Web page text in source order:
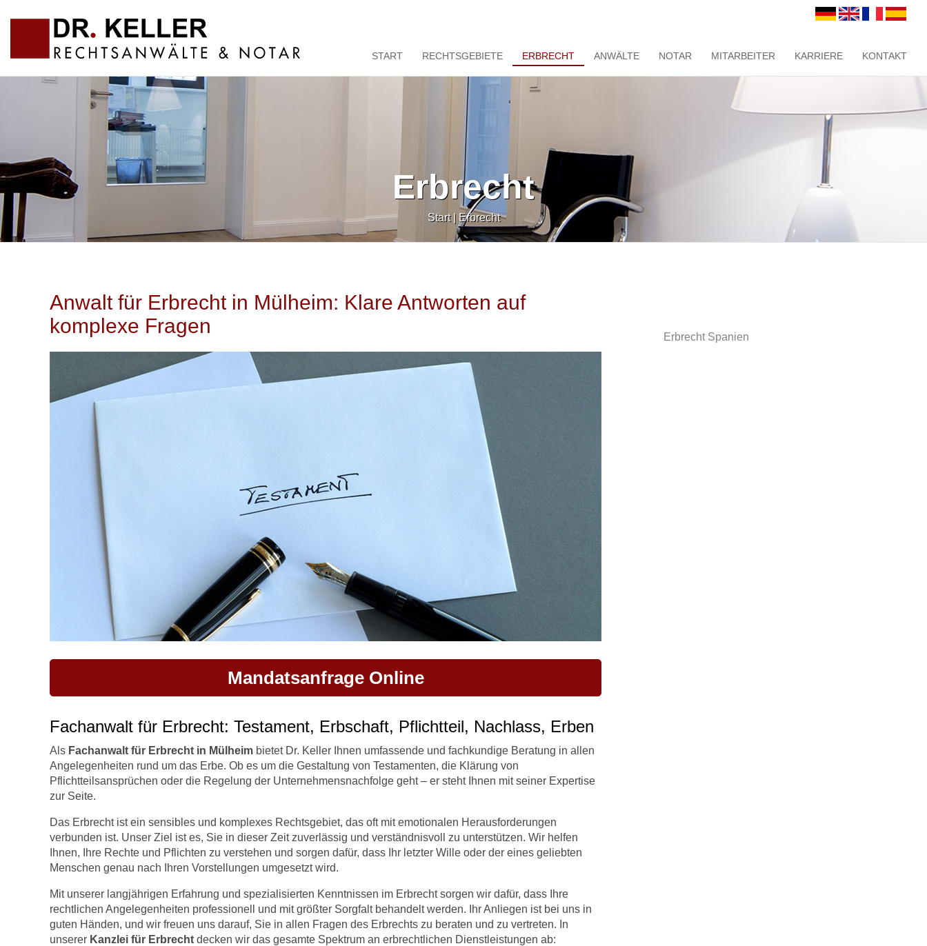
START RECHTSGEBIETE ERBRECHT ANWÄLTE NOTAR MITARBEITER KARRIERE KONTAKT
Erbrecht
Start| Erbrecht
Erbrecht Spanien
Anwalt für Erbrecht in Mülheim: Klare Antworten auf
komplexe Fragen
Mandatsanfrage Online
Fachanwalt für Erbrecht: Testament, Erbschaft, Pflichtteil, Nachlass, Erben
Als Fachanwalt für Erbrecht in Mülheim bietet Dr. Keller Ihnen umfassende und fachkundige Beratung in allen
Angelegenheiten rund um das Erbe. Ob es um die Gestaltung von Testamenten, die Klärung von
Pflichtteilsansprüchen oder die Regelung der Unternehmensnachfolge geht – er steht Ihnen mit seiner Expertise
zur Seite.
Das Erbrecht ist ein sensibles und komplexes Rechtsgebiet, das oft mit emotionalen Herausforderungen
verbunden ist. Unser Ziel ist es, Sie in dieser Zeit zuverlässig und verständnisvoll zu unterstützen. Wir helfen
Ihnen, Ihre Rechte und Pflichten zu verstehen und sorgen dafür, dass Ihr letzter Wille oder der eines geliebten
Menschen genau nach Ihren Vorstellungen umgesetzt wird.
Mit unserer langjährigen Erfahrung und spezialisierten Kenntnissen im Erbrecht sorgen wir dafür, dass Ihre
rechtlichen Angelegenheiten professionell und mit größter Sorgfalt behandelt werden. Ihr Anliegen ist bei uns in
guten Händen, und wir freuen uns darauf, Sie in allen Fragen des Erbrechts zu beraten und zu vertreten. In
unserer Kanzlei für Erbrecht decken wir das gesamte Spektrum an erbrechtlichen Dienstleistungen ab: